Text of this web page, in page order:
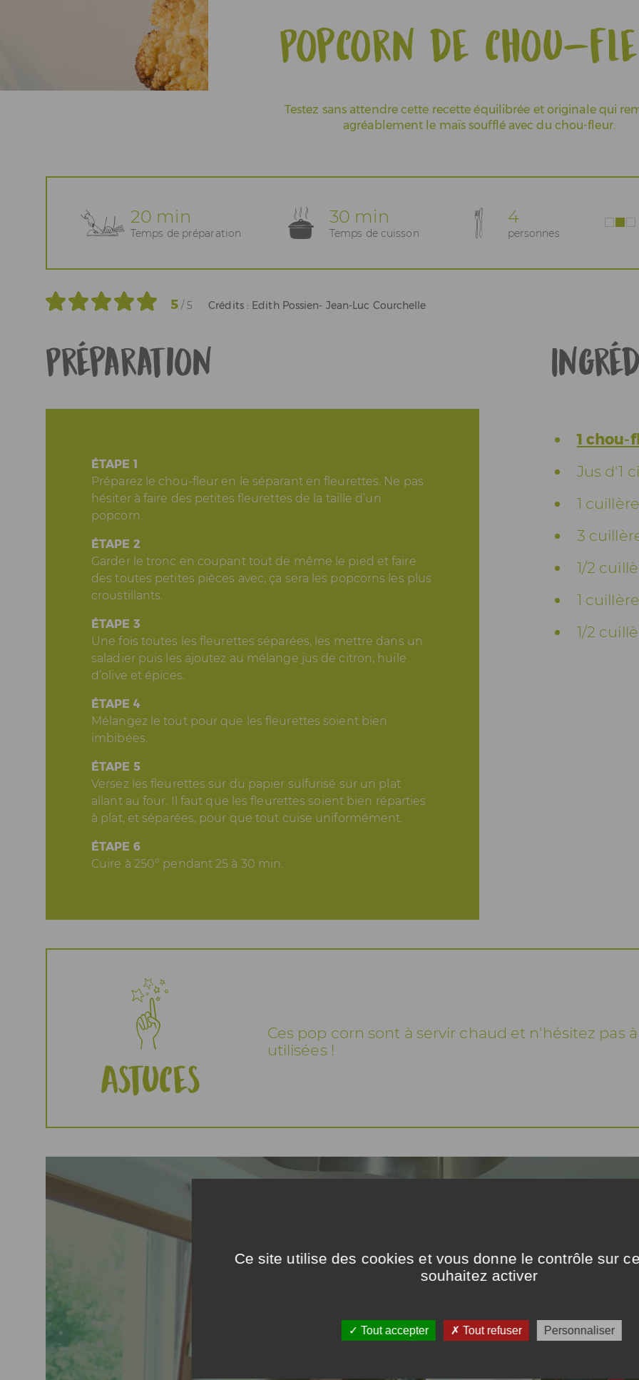
Espace Pros & Presse Popcorn de chou-
Testez sans attendre cette recette équilibrée et originale qui
agréablement le maïs soufflé avec du chou-fleur.
20 min
Temps de préparation
30 min
Temps de cuisson
4
personnes
5/ 5 Crédits : Edith Possien- Jean-Luc Courchelle
1 chou-
Jus d'1
1
3
1/2
1
1/2
Préparation
ÉTAPE 1
Préparez le chou-fleur en le séparant en fleurettes. Ne pas
hésiter à faire des petites fleurettes de la taille d’un
popcorn.
ÉTAPE 2
Garder le tronc en coupant tout de même le pied et faire
des toutes petites pièces avec, ça sera les popcorns les plus
croustillants.
ÉTAPE 3
Une fois toutes les fleurettes séparées, les mettre dans un
saladier puis les ajoutez au mélange jus de citron, huile
d’olive et épices.
ÉTAPE 4
Mélangez le tout pour que les fleurettes soient bien
imbibées.
ÉTAPE 5
Versez les fleurettes sur du papier sulfurisé sur un plat
allant au four. Il faut que les fleurettes soient bien réparties
à plat, et séparées, pour que tout cuise uniformément.
ÉTAPE 6
Cuire à 250° pendant 25 à 30 min.
Astuces
Ces pop corn sont à servir chaud et n'hésitez pas
utilisées !
Pop Corn de chou-
Ce site utilise des cookies et vous donne le contrôle sur
souhaitez activer
Tout accepter Tout refuser Personnaliser